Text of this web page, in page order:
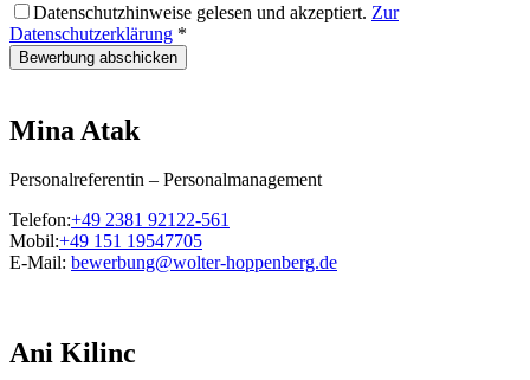
Datenschutzhinweise gelesen und akzeptiert. Zur
Datenschutzerklärung *
Mina Atak
Personalreferentin – Personalmanagement
Telefon:+49 2381 92122-561
Mobil:+49 151 19547705
E-Mail: bewerbung@wolter-hoppenberg.de
Ani Kilinc